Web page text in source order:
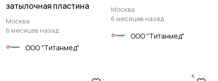
затылочная пластина
Москва
6 месяцев назад
ООО "Титанмед"
Москва
6 месяцев назад
ООО "Титанмед"